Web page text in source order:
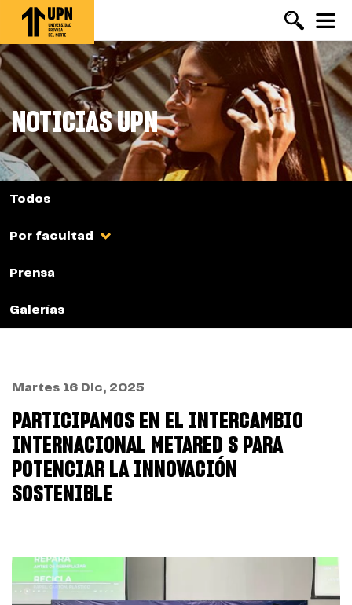
Pasar
contenido
principal
NOTICIAS UPN
Todos
Por facultad
Prensa
Galerías
Martes 16 Dic, 2025
PARTICIPAMOS EN EL INTERCAMBIO
INTERNACIONAL METARED S PARA
POTENCIAR LA INNOVACIÓN
SOSTENIBLE